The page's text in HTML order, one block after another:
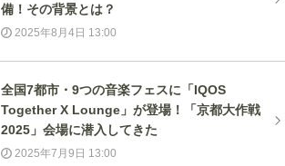
備！その背景とは？
2025年8月4日 13:00
全国7都市・9つの音楽フェスに「IQOS
Together X Lounge」が登場！「京都大作戦
2025」会場に潜入してきた
2025年7月9日 13:00